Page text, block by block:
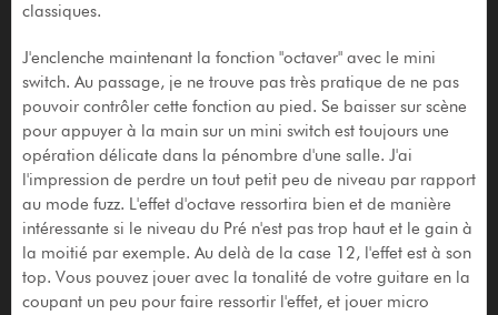
classiques.
J'enclenche maintenant la fonction "octaver" avec le mini
switch. Au passage, je ne trouve pas très pratique de ne pas
pouvoir contrôler cette fonction au pied. Se baisser sur scène
pour appuyer à la main sur un mini switch est toujours une
opération délicate dans la pénombre d'une salle. J'ai
l'impression de perdre un tout petit peu de niveau par rapport
au mode fuzz. L'effet d'octave ressortira bien et de manière
intéressante si le niveau du Pré n'est pas trop haut et le gain à
la moitié par exemple. Au delà de la case 12, l'effet est à son
top. Vous pouvez jouer avec la tonalité de votre guitare en la
coupant un peu pour faire ressortir l'effet, et jouer micro